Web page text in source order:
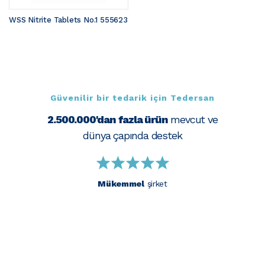
WSS Nitrite Tablets No.1 555623
Güvenilir bir tedarik için Tedersan
2.500.000'dan fazla ürünmevcut ve
dünya çapında destek
Mükemmelşirket